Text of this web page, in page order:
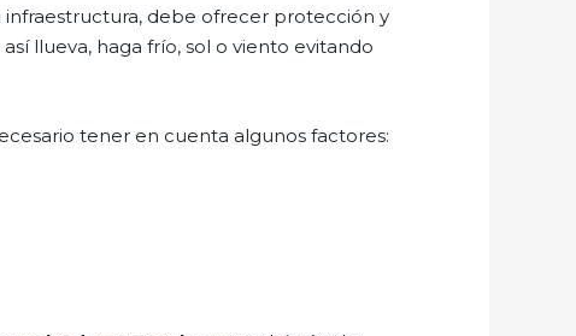
debe ofrecer protección y
llueva, haga frío, sol o viento evitando
tener en cuenta algunos factores: